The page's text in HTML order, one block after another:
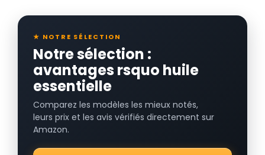
★ NOTRE SÉLECTION
Notre sélection :
avantages rsquo huile
essentielle
Comparez les modèles les mieux notés,
leurs prix et les avis vérifiés directement sur
Amazon.